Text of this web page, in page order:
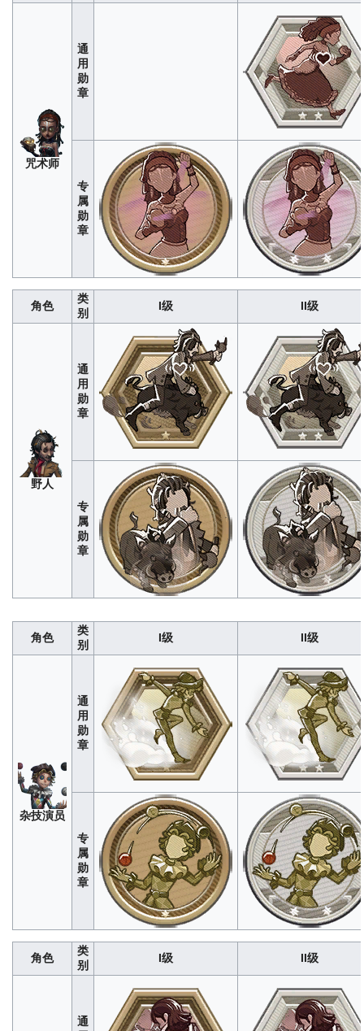
140042008400
140042008400
280140042008400
1400 42008400
咒术师
通
用
勋
章
专
属
勋
章
角色
类
别
I级 II级
野人
通
用
勋
章
专
属
勋
章
角色
类
别
I级 II级
杂技演员
通
用
勋
章
专
属
勋
章
角色
类
别
I级 II级
通